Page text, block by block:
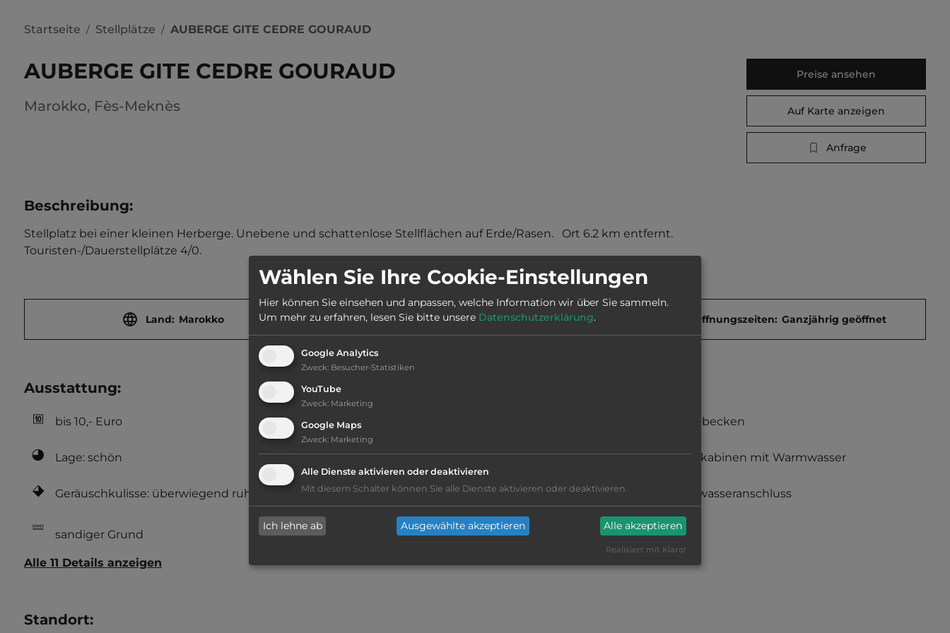
Startseite / Stellplätze / AUBERGE GITE CEDRE GOURAUD
AUBERGE GITE CEDRE GOURAUD
Marokko, Fès-Meknès
Preise ansehen
Auf Karte anzeigen
Anfrage
Beschreibung:
Stellplatz bei einer kleinen Herberge. Unebene und schattenlose Stellflächen auf Erde/Rasen.   Ort 6.2 km entfernt.
Touristen-/Dauerstellplätze 4/0.
Land: Marokko Stadt: 53100 Azrou Öffnungszeiten: Ganzjährig geöffnet
Ausstattung:
bis 10,- Euro
Lage: schön
Geräuschkulisse: überwiegend ruhig
sandiger Grund
kiesig, harter Grund
Grasgelände, Wiese
Stromanschluss
Waschbecken
Duschkabinen mit Warmwasser
Frischwasseranschluss
Alle 11 Details anzeigen
Standort:
Wählen Sie Ihre Cookie-Einstellungen
Hier können Sie einsehen und anpassen, welche Information wir über Sie sammeln.
Um mehr zu erfahren, lesen Sie bitte unsere Datenschutzerklärung.
Google Analytics
Zweck: Besucher-Statistiken
YouTube
Zweck: Marketing
Google Maps
Zweck: Marketing
Alle Dienste aktivieren oder deaktivieren
Mit diesem Schalter können Sie alle Dienste aktivieren oder deaktivieren.
Ich lehne ab Ausgewählte akzeptieren Alle akzeptieren
Realisiert mit Klaro!